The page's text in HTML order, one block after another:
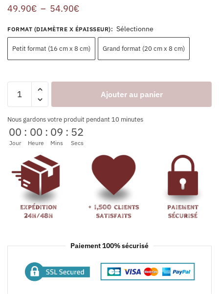
49.90€ – 54.90€
FORMAT (DIAMÈTRE X ÉPAISSEUR): Sélectionne
Petit format (16 cm x 8 cm) Grand format (20 cm x 8 cm)
Ajouter au panier
Nous gardons votre produit pendant 10 minutes
00
Jour
: 00
Heure
: 09
Mins
: 52
Secs
Paiement 100% sécurisé